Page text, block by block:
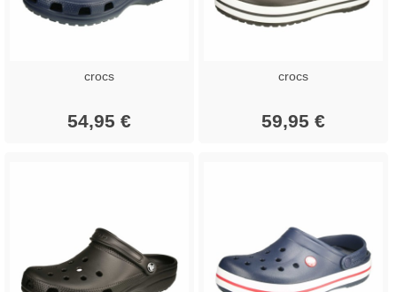
crocs
54,95 €
crocs
59,95 €